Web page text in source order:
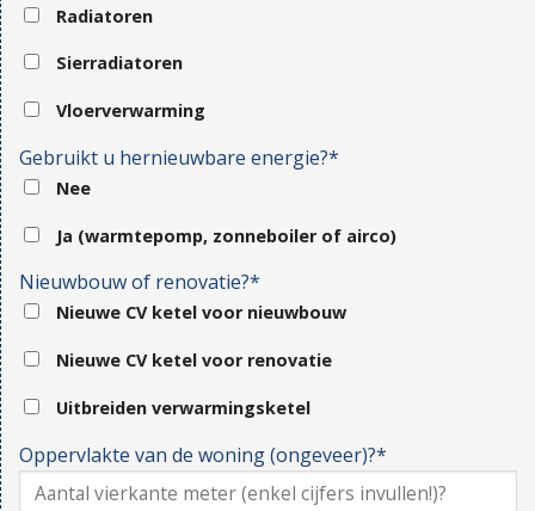
Radiatoren
Sierradiatoren
Vloerverwarming
Gebruikt u hernieuwbare energie?*
Nee
Ja (warmtepomp, zonneboiler of airco)
Nieuwbouw of renovatie?*
Nieuwe CV ketel voor nieuwbouw
Nieuwe CV ketel voor renovatie
Uitbreiden verwarmingsketel
Oppervlakte van de woning (ongeveer)?*